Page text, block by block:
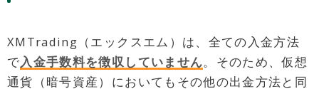
XMTrading（エックスエム）は、全ての入金方法
で入金手数料を徴収していません。そのため、仮想
通貨（暗号資産）においてもその他の出金方法と同